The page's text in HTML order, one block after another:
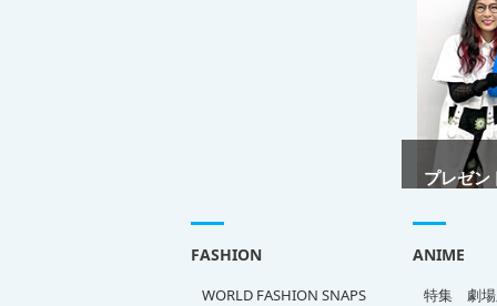
プレゼン
FASHION
WORLD FASHION SNAPS
ANIME
特集 劇場